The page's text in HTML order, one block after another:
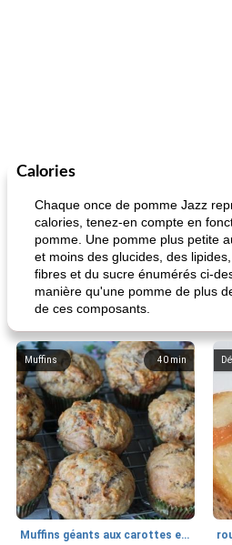
Calories
Chaque once de pomme Jazz
calories, tenez-en compte en
pomme. Une pomme plus petite
et moins des glucides, des
fibres et du sucre énumérés ci-
manière qu'une pomme de plus
de ces composants.
40 min
Muffins
Muffins géants aux carottes et à la banane de Nif